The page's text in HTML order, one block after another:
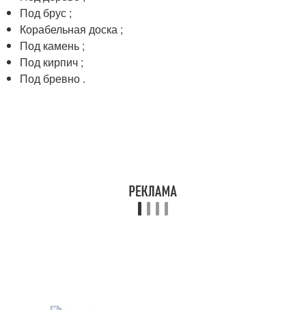
Под брус ;
Корабельная доска ;
Под камень ;
Под кирпич ;
Под бревно .